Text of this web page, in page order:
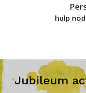
hulp
Jubileum